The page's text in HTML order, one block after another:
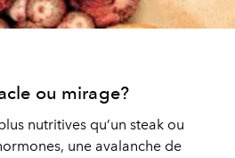
ou mirage?
nutritives qu’un steak ou
une avalanche de